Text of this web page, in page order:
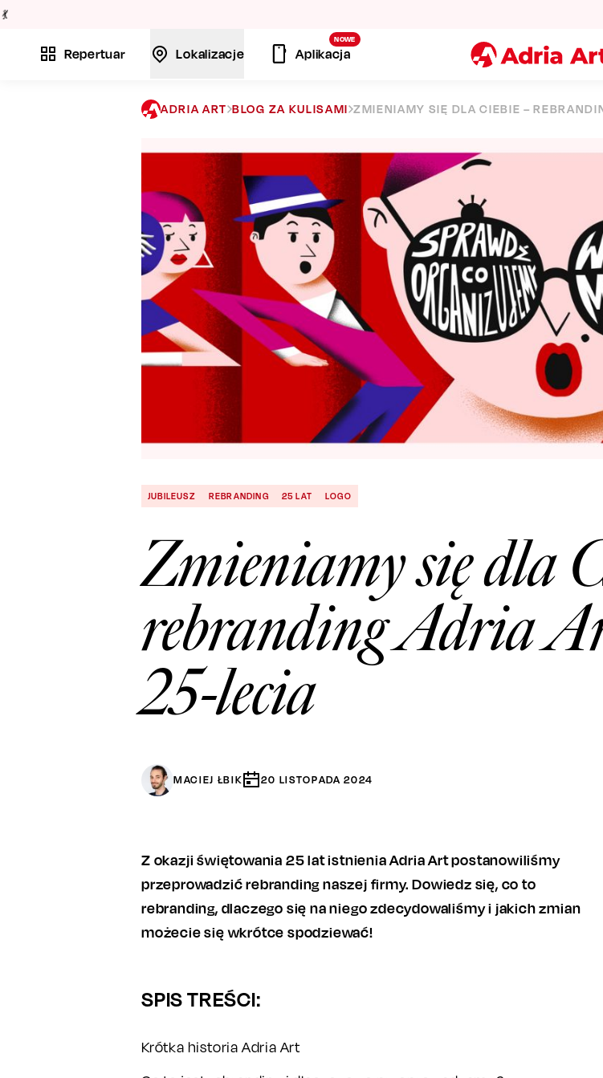
Lato w Warszawie? Sprawdź Teatralne
Repertuar Lokalizacje
NOWE
Aplikacja
ADRIA ART BLOG ZA KULISAMI ZMIENIAMY SIĘ DLA CIEBIE –
JUBILEUSZ REBRANDING 25 LAT LOGO
Zmieniamy się dla
rebranding Adria
25-lecia
MACIEJ ŁBIK 20 LISTOPADA 2024
Z okazji świętowania 25 lat istnienia Adria Art postanowiliśmy
przeprowadzić rebranding naszej firmy. Dowiedz się, co to
rebranding, dlaczego się na niego zdecydowaliśmy i jakich zmian
możecie się wkrótce spodziewać!
SPIS TREŚCI:
Krótka historia Adria Art